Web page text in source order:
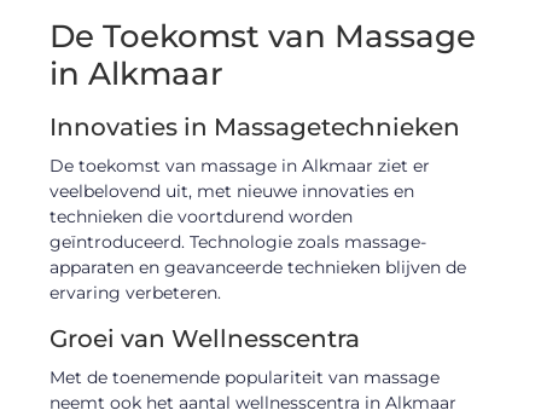
De Toekomst van Massage
in Alkmaar
Innovaties in Massagetechnieken
De toekomst van massage in Alkmaar ziet er
veelbelovend uit, met nieuwe innovaties en
technieken die voortdurend worden
geïntroduceerd. Technologie zoals massage-
apparaten en geavanceerde technieken blijven de
ervaring verbeteren.
Groei van Wellnesscentra
Met de toenemende populariteit van massage
neemt ook het aantal wellnesscentra in Alkmaar